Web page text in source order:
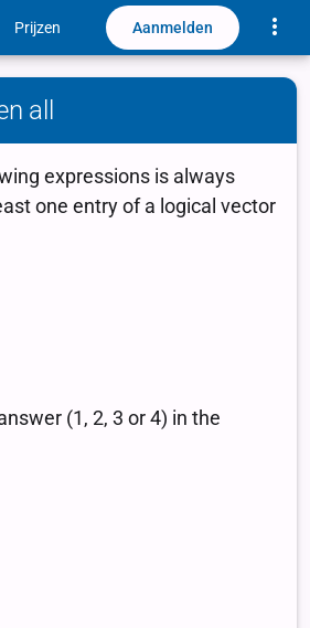
Prijzen Aanmelden
all